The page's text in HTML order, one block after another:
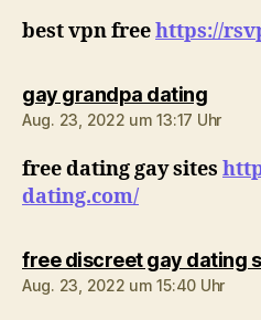
best vpn freehttps://
gay grandpa datingsagt:
Aug. 23, 2022 um 13:17 Uhr
free dating gay sites
dating.com/
free discreet gay dating
Aug. 23, 2022 um 15:40 Uhr